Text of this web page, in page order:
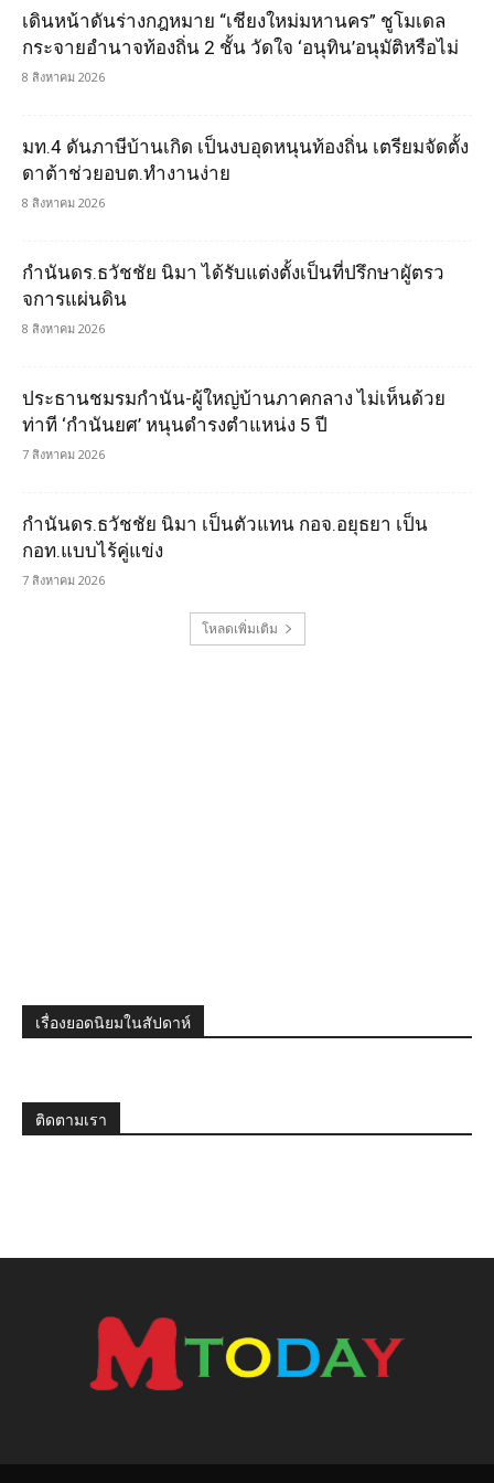
เดินหน้าดันร่างกฎหมาย “เชียงใหม่มหานคร” ชูโมเดล
กระจายอำนาจท้องถิ่น 2 ชั้น วัดใจ ‘อนุทิน’อนุมัติหรือไม่
8 สิงหาคม 2026
มท.4 ดันภาษีบ้านเกิด เป็นงบอุดหนุนท้องถิ่น เตรียมจัดตั้ง
ดาต้าช่วยอบต.ทำงานง่าย
8 สิงหาคม 2026
กำนันดร.ธวัชชัย นิมา ได้รับแต่งตั้งเป็นที่ปรึกษาผูัตรว
จการแผ่นดิน
8 สิงหาคม 2026
ประธานชมรมกำนัน-ผู้ใหญ่บ้านภาคกลาง ไม่เห็นด้วย
ท่าที ‘กำนันยศ’ หนุนดำรงตำแหน่ง 5 ปี
7 สิงหาคม 2026
กำนันดร.ธวัชชัย นิมา เป็นตัวแทน กอจ.อยุธยา เป็น
กอท.แบบไร้คู่แข่ง
7 สิงหาคม 2026
โหลดเพิ่มเติม
เรื่องยอดนิยมในสัปดาห์
ติดตามเรา